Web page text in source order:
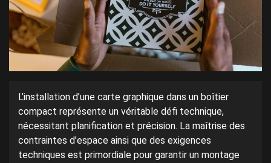
L’installation d’une carte graphique dans un boîtier
compact représente un véritable défi technique,
nécessitant planification et précision. La maîtrise des
contraintes d’espace ainsi que des exigences
techniques est primordiale pour garantir un montage